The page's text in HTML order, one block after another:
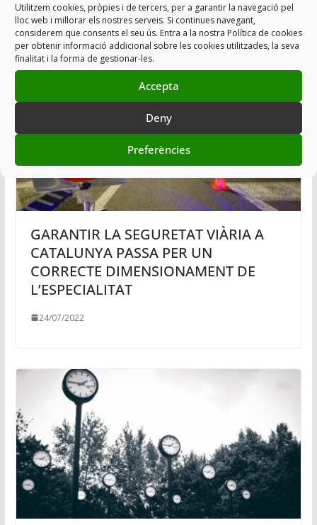
Utilitzem cookies, pròpies i de tercers, per a garantir la navegació pel
lloc web i millorar els nostres serveis. Si continues navegant,
considerem que consents el seu ús. Entra a la nostra Política de cookies
per obtenir informació addicional sobre les cookies utilitzades, la seva
finalitat i la forma de gestionar-les.
Accepta
Deny
Preferències
També t'agradarà
GARANTIR LA SEGURETAT VIÀRIA A
CATALUNYA PASSA PER UN
CORRECTE DIMENSIONAMENT DE
L’ESPECIALITAT
24/07/2022